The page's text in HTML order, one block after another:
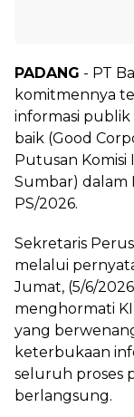
PADANG - PT
komitmennya
informasi publik
baik (Good
Putusan Komisi
Sumbar) dalam
PS/2026.
Sekretaris
melalui
Jumat, (5/6/
menghormati
yang
keterbukaan
seluruh proses
berlangsung.